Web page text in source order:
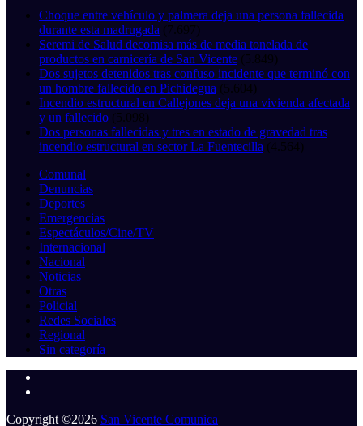
Choque entre vehículo y palmera deja una persona fallecida
durante esta madrugada (7.697)
Seremi de Salud decomisa más de media tonelada de
productos en carnicería de San Vicente (5.849)
Dos sujetos detenidos tras confuso incidente que terminó con
un hombre fallecido en Pichidegua (5.604)
Incendio estructural en Callejones deja una vivienda afectada
y un fallecido (5.098)
Dos personas fallecidas y tres en estado de gravedad tras
incendio estructural en sector La Fuentecilla (4.564)
Comunal
Denuncias
Deportes
Emergencias
Espectáculos/Cine/TV
Internacional
Nacional
Noticias
Otras
Policial
Redes Sociales
Regional
Sin categoría
Copyright ©2026 San Vicente Comunica